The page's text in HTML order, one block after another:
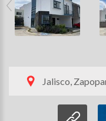
Jalisco,